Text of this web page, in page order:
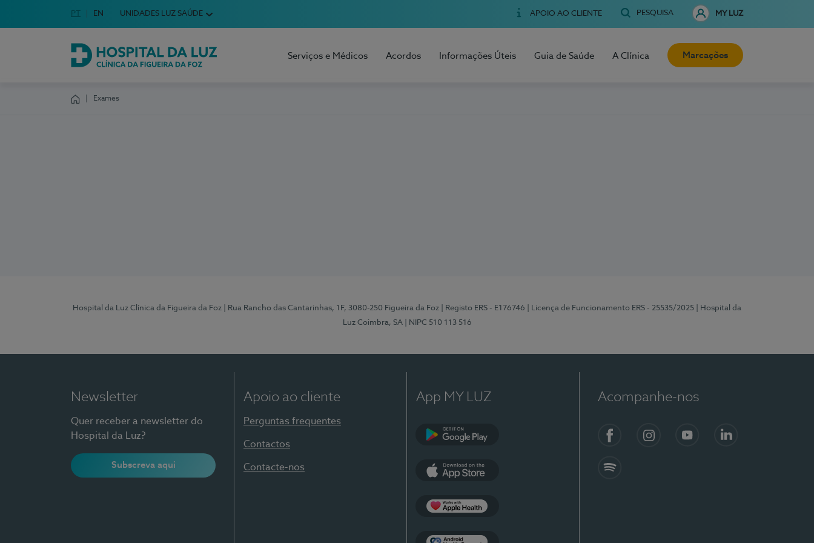
Escolha o seu idioma
Idioma em Português
PT English Language
EN UNIDADES LUZ SAÚDE APOIO AO CLIENTE PESQUISA MY LUZ
Hospital da Luz Clínica da Figueira da Foz
Serviços e Médicos Acordos Informações Úteis Guia de Saúde A Clínica Marcações
Exames
Hospital da Luz Clínica da Figueira da Foz | Rua Rancho das Cantarinhas, 1F, 3080-250 Figueira da Foz | Registo ERS - E176746 | Licença de Funcionamento ERS - 25535/2025
| Hospital da
Luz Coimbra, SA
| NIPC 510 113 516
Newsletter
Quer receber a newsletter do
Hospital da Luz?
Subscreva aqui
Apoio ao cliente
Perguntas frequentes
Contactos
Contacte-nos
App MY LUZ Acompanhe-nos